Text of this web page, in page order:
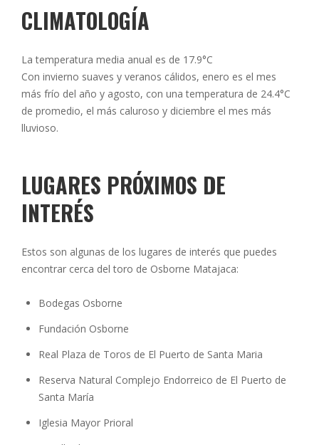
CLIMATOLOGÍA
La temperatura media anual es de 17.9°C
Con invierno suaves y veranos cálidos, enero es el mes
más frío del año y agosto, con una temperatura de 24.4°C
de promedio, el más caluroso y diciembre el mes más
lluvioso.
LUGARES PRÓXIMOS DE
INTERÉS
Estos son algunas de los lugares de interés que puedes
encontrar cerca del toro de Osborne Matajaca:
Bodegas Osborne
Fundación Osborne
Real Plaza de Toros de El Puerto de Santa Maria
Reserva Natural Complejo Endorreico de El Puerto de
Santa María
Iglesia Mayor Prioral